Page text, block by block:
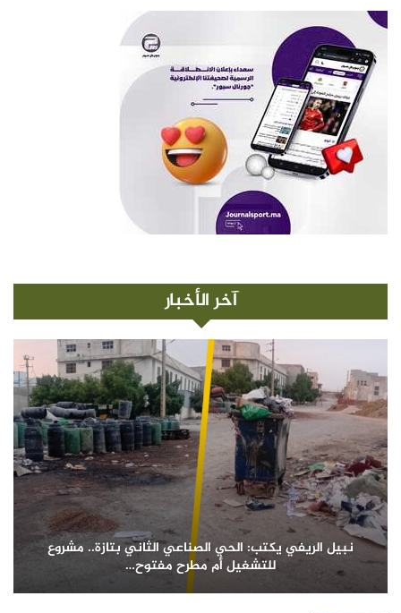
آخر الأخبار
نبيل الريفي يكتب: الحي الصناعي الثاني بتازة.. مشروع
للتشغيل أم مطرح مفتوح…